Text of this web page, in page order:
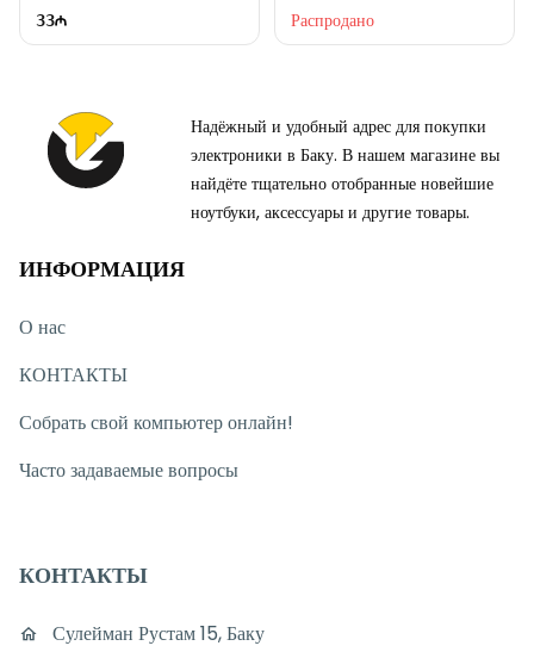
33 Распродано
Надёжный и удобный адрес для покупки
электроники в Баку. В нашем магазине вы
найдёте тщательно отобранные новейшие
ноутбуки, аксессуары и другие товары.
ИНФОРМАЦИЯ
О нас
КОНТАКТЫ
Собрать свой компьютер онлайн!
Часто задаваемые вопросы
КОНТАКТЫ
Сулейман Рустам 15, Баку